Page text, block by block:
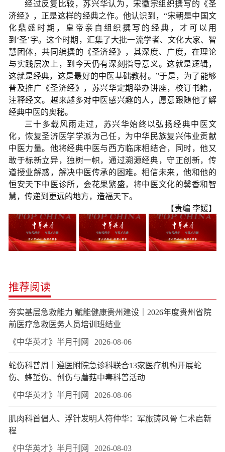
经过反复比较，苏兴华认为，宋徽宗组织撰写的《圣
济经》，正是这样的经典之作。他认识到，“宋朝是中国文
化鼎盛时期，皇帝亲自组织撰写的经典，才可以用
到 ‘圣’字。这个时期，汇集了大批一流学者、文化大家、智
慧团体，共同编撰的《圣济经》，其深度、广度，在理论
与实践层次上，到今天仍有深刻指导意义。这就是逻辑，
这就是经典，这是最好的中医基础教材。”于是，为了能够
普及推广《圣济经》，苏兴华定期举办讲座，校订书籍，
注释经文。越来越多对中医感兴趣的人，愿意跟随他了解
经典中医的奥秘。
三十多载风雨走过，苏兴华始终以弘扬经典中医文
化，恢复圣济医学学派为己任，为中华民族复兴伟业贡献
中医力量。他将经典中医与西方临床相结合，同时，他又
敢于标新立异，独树一帜，通过溯源经典，守正创新，传
道授业解惑，解决中医传承的困难。相信未来，他和他的
恒安天下中医诊所，会花果繁盛，将中医文化的馨香和智
慧，传递到更远的地方，造福天下。
【责编 李媛】
推荐阅读
夯实基层急救能力 赋能健康贵州建设｜2026年度贵州省院
前医疗急救医务人员培训班结业
《中华英才》半月刊网 2026-08-06
蛇伤科普周｜遵医附院急诊科联合13家医疗机构开展蛇
伤、蜂蜇伤、创伤与蘑菇中毒科普活动
《中华英才》半月刊网 2026-08-06
肌肉科首倡人、浮针发明人符仲华：军旅铸风骨 仁术启新
程
《中华英才》半月刊网 2026-08-03